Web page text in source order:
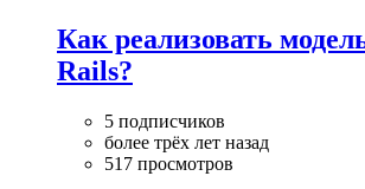
Как реализовать
Rails?
5 подписчиков
более трёх лет назад
517 просмотров